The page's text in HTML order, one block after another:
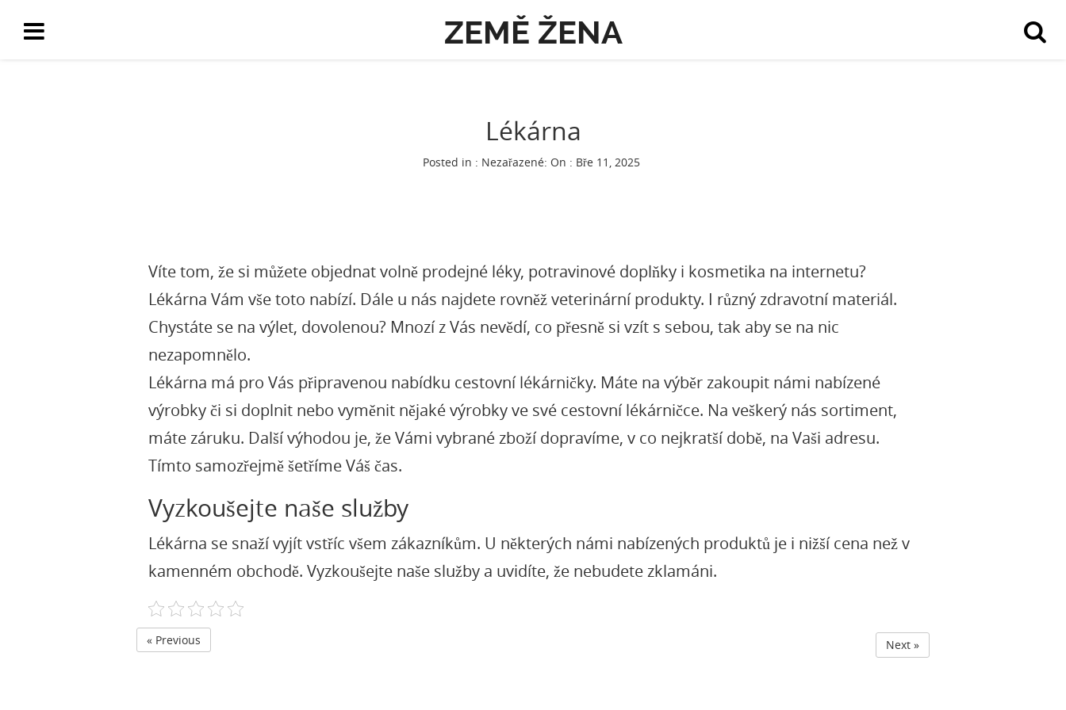
ZEMĚ ŽENA
Lékárna
Posted in : Nezařazené: On : Bře 11, 2025
Víte tom, že si můžete objednat volně prodejné léky, potravinové doplňky i kosmetika na internetu?
Lékárna Vám vše toto nabízí. Dále u nás najdete rovněž veterinární produkty. I různý zdravotní materiál.
Chystáte se na výlet, dovolenou? Mnozí z Vás nevědí, co přesně si vzít s sebou, tak aby se na nic
nezapomnělo.
Lékárna má pro Vás připravenou nabídku cestovní lékárničky. Máte na výběr zakoupit námi nabízené
výrobky či si doplnit nebo vyměnit nějaké výrobky ve své cestovní lékárničce. Na veškerý nás sortiment,
máte záruku. Další výhodou je, že Vámi vybrané zboží dopravíme, v co nejkratší době, na Vaši adresu.
Tímto samozřejmě šetříme Váš čas.
Vyzkoušejte naše služby
Lékárna se snaží vyjít vstříc všem zákazníkům. U některých námi nabízených produktů je i nižší cena než v
kamenném obchodě. Vyzkoušejte naše služby a uvidíte, že nebudete zklamáni.
« Previous Next »